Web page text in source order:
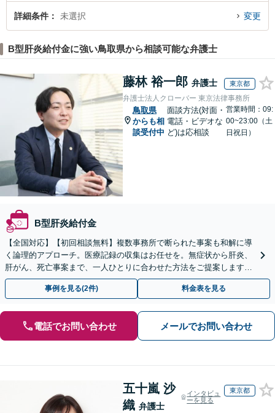
んにおすすめです。
詳細条件 未選択 変更
B型肝炎給付金に強い鳥取県から相談可能な弁護士
藤林 裕一郎 弁護士 東京都
弁護士法人クローバー 東京法律事務所
鳥取県
からも相
談受付中
面談方法(対面・
電話・ビデオな
ど)は応相談
営業時間：09:
00~23:00（土
日祝日）
B型肝炎給付金
【全国対応】【初回相談無料】複数事務所で断られた事案も和解に導
く論理的アプローチ。医療記録の収集はお任せを。無症状から肝炎、
肝がん、死亡事案まで、一人ひとりに合わせた方法をご提案します。
手続きの負担を減らし、権利を守ります。
事例を見る(2件) 料金表を見る
電話でお問い合わせ メールでお問い合わせ
五十嵐 沙
織 弁護士
インタビュ
ーを見る
東京都